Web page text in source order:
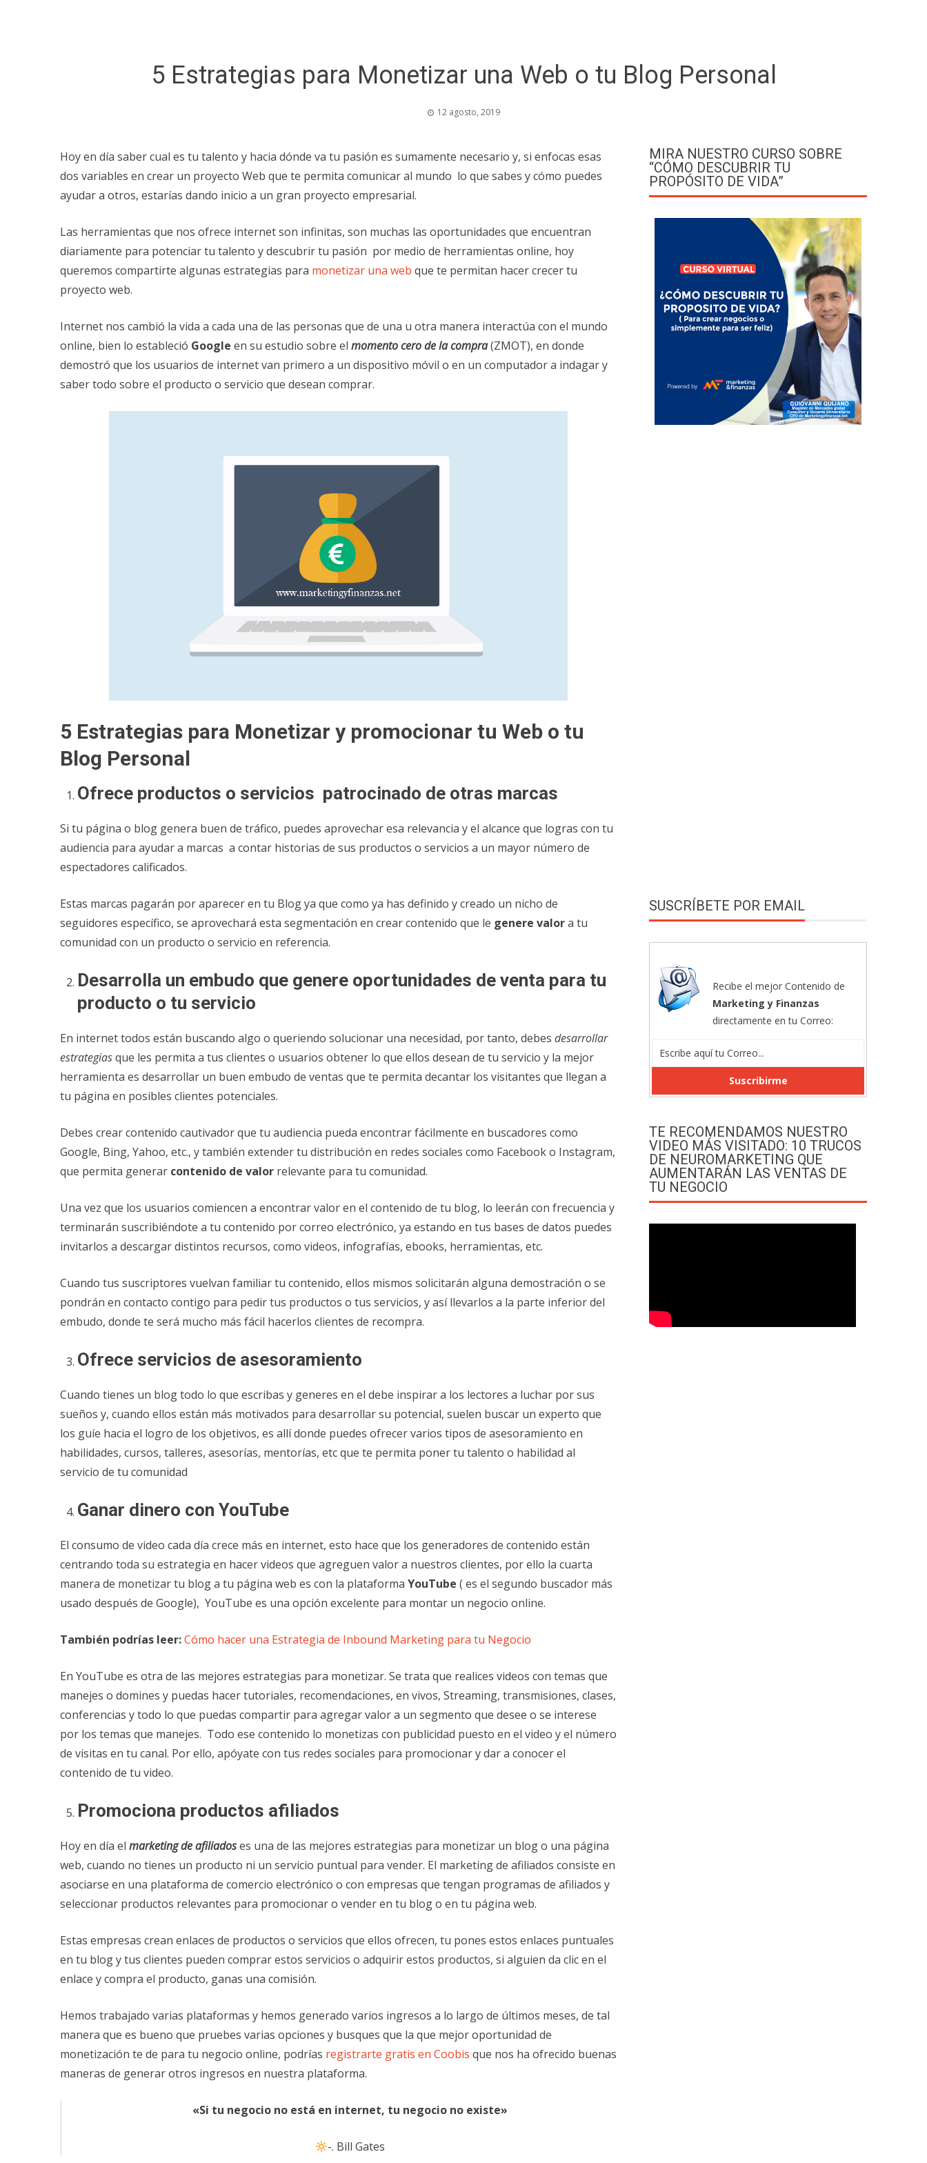
5 Estrategias para Monetizar una Web o tu Blog Personal
12 agosto, 2019
Hoy en día saber cual es tu talento y hacia dónde va tu pasión es sumamente necesario y, si enfocas esas
dos variables en crear un proyecto Web que te permita comunicar al mundo lo que sabes y cómo puedes
ayudar a otros, estarías dando inicio a un gran proyecto empresarial.
Las herramientas que nos ofrece internet son infinitas, son muchas las oportunidades que encuentran
diariamente para potenciar tu talento y descubrir tu pasión por medio de herramientas online, hoy
queremos compartirte algunas estrategias para monetizar una web que te permitan hacer crecer tu
proyecto web.
Internet nos cambió la vida a cada una de las personas que de una u otra manera interactúa con el mundo
online, bien lo estableció Google en su estudio sobre el momento cero de la compra(ZMOT), en donde
demostró que los usuarios de internet van primero a un dispositivo móvil o en un computador a indagar y
saber todo sobre el producto o servicio que desean comprar.
5 Estrategias para Monetizar y promocionar tu Web o tu
Blog Personal
Ofrece productos o servicios patrocinado de otras marcas
Si tu página o blog genera buen de tráfico, puedes aprovechar esa relevancia y el alcance que logras con tu
audiencia para ayudar a marcas a contar historias de sus productos o servicios a un mayor número de
espectadores calificados.
Estas marcas pagarán por aparecer en tu Blog ya que como ya has definido y creado un nicho de
seguidores específico, se aprovechará esta segmentación en crear contenido que le genere valora tu
comunidad con un producto o servicio en referencia.
Desarrolla un embudo que genere oportunidades de venta para tu
producto o tu servicio
En internet todos están buscando algo o queriendo solucionar una necesidad, por tanto, debes desarrollar
estrategiasque les permita a tus clientes o usuarios obtener lo que ellos desean de tu servicio y la mejor
herramienta es desarrollar un buen embudo de ventas que te permita decantar los visitantes que llegan a
tu página en posibles clientes potenciales.
Debes crear contenido cautivador que tu audiencia pueda encontrar fácilmente en buscadores como
Google, Bing, Yahoo, etc., y también extender tu distribución en redes sociales como Facebook o Instagram,
que permita generar contenido de valor relevante para tu comunidad.
Una vez que los usuarios comiencen a encontrar valor en el contenido de tu blog, lo leerán con frecuencia y
terminarán suscribiéndote a tu contenido por correo electrónico, ya estando en tus bases de datos puedes
invitarlos a descargar distintos recursos, como videos, infografías, ebooks, herramientas, etc.
Cuando tus suscriptores vuelvan familiar tu contenido, ellos mismos solicitarán alguna demostración o se
pondrán en contacto contigo para pedir tus productos o tus servicios, y así llevarlos a la parte inferior del
embudo, donde te será mucho más fácil hacerlos clientes de recompra.
Ofrece servicios de asesoramiento
Cuando tienes un blog todo lo que escribas y generes en el debe inspirar a los lectores a luchar por sus
sueños y, cuando ellos están más motivados para desarrollar su potencial, suelen buscar un experto que
los guíe hacia el logro de los objetivos, es allí donde puedes ofrecer varios tipos de asesoramiento en
habilidades, cursos, talleres, asesorías, mentorías, etc que te permita poner tu talento o habilidad al
servicio de tu comunidad
Ganar dinero con YouTube
El consumo de video cada día crece más en internet, esto hace que los generadores de contenido están
centrando toda su estrategia en hacer videos que agreguen valor a nuestros clientes, por ello la cuarta
manera de monetizar tu blog a tu página web es con la plataforma YouTube ( es el segundo buscador más
usado después de Google), YouTube es una opción excelente para montar un negocio online.
También podrías leer:Cómo hacer una Estrategia de Inbound Marketing para tu Negocio
En YouTube es otra de las mejores estrategias para monetizar. Se trata que realices videos con temas que
manejes o domines y puedas hacer tutoriales, recomendaciones, en vivos, Streaming, transmisiones, clases,
conferencias y todo lo que puedas compartir para agregar valor a un segmento que desee o se interese
por los temas que manejes. Todo ese contenido lo monetizas con publicidad puesto en el video y el número
de visitas en tu canal. Por ello, apóyate con tus redes sociales para promocionar y dar a conocer el
contenido de tu video.
Promociona productos afiliados
Hoy en día el marketing de afiliadoses una de las mejores estrategias para monetizar un blog o una página
web, cuando no tienes un producto ni un servicio puntual para vender. El marketing de afiliados consiste en
asociarse en una plataforma de comercio electrónico o con empresas que tengan programas de afiliados y
seleccionar productos relevantes para promocionar o vender en tu blog o en tu página web.
Estas empresas crean enlaces de productos o servicios que ellos ofrecen, tu pones estos enlaces puntuales
en tu blog y tus clientes pueden comprar estos servicios o adquirir estos productos, si alguien da clic en el
enlace y compra el producto, ganas una comisión.
Hemos trabajado varias plataformas y hemos generado varios ingresos a lo largo de últimos meses, de tal
manera que es bueno que pruebes varias opciones y busques que la que mejor oportunidad de
monetización te de para tu negocio online, podrías registrarte gratis en Coobis que nos ha ofrecido buenas
maneras de generar otros ingresos en nuestra plataforma.
«Si tu negocio no está en internet, tu negocio no existe»
-. Bill Gates
MIRA NUESTRO CURSO SOBRE
“CÓMO DESCUBRIR TU
PROPÓSITO DE VIDA”
SUSCRÍBETE POR EMAIL
Recibe el mejor Contenido de
Marketing y Finanzas
directamente en tu Correo:
TE RECOMENDAMOS NUESTRO
VIDEO MÁS VISITADO: 10 TRUCOS
DE NEUROMARKETING QUE
AUMENTARÁN LAS VENTAS DE
TU NEGOCIO